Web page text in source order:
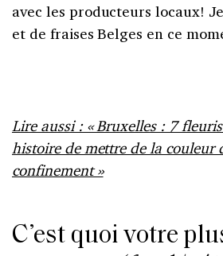
avec les producteurs locaux!
et de fraises Belges en ce
Lire aussi : « Bruxelles : 7
histoire de mettre de la couleur
confinement »
C’est quoi votre